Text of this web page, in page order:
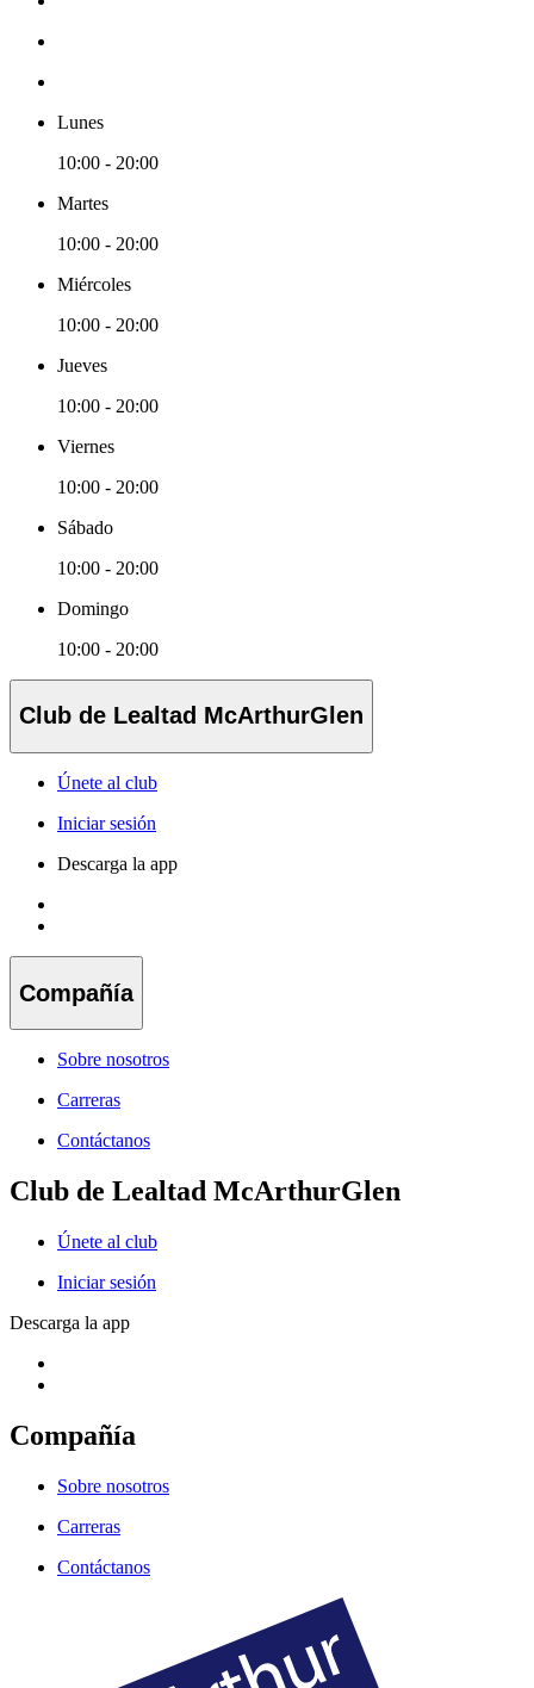
Lunes
10:00 - 20:00
Martes
10:00 - 20:00
Miércoles
10:00 - 20:00
Jueves
10:00 - 20:00
Viernes
10:00 - 20:00
Sábado
10:00 - 20:00
Domingo
10:00 - 20:00
Club de Lealtad McArthurGlen
Únete al club
Iniciar sesión
Descarga la app
Compañía
Sobre nosotros
Carreras
Contáctanos
Club de Lealtad McArthurGlen
Únete al club
Iniciar sesión
Descarga la app
Compañía
Sobre nosotros
Carreras
Contáctanos